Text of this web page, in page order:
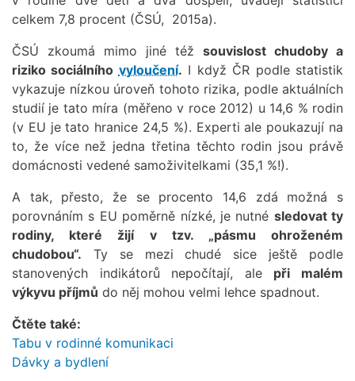
celkem 7,8 procent (ČSÚ, 2015a).
ČSÚ zkoumá mimo jiné též souvislost chudoby a
riziko sociálního vyloučení. I když ČR podle statistik
vykazuje nízkou úroveň tohoto rizika, podle aktuálních
studií je tato míra (měřeno v roce 2012) u 14,6 % rodin
(v EU je tato hranice 24,5 %). Experti ale poukazují na
to, že více než jedna třetina těchto rodin jsou právě
domácnosti vedené samoživitelkami (35,1 %!).
A tak, přesto, že se procento 14,6 zdá možná s
porovnáním s EU poměrně nízké, je nutné sledovat ty
rodiny, které žijí v tzv. „pásmu ohroženém
chudobou“. Ty se mezi chudé sice ještě podle
stanovených indikátorů nepočítají, ale při malém
výkyvu příjmů do něj mohou velmi lehce spadnout.
Čtěte také:
Tabu v rodinné komunikaci
Dávky a bydlení